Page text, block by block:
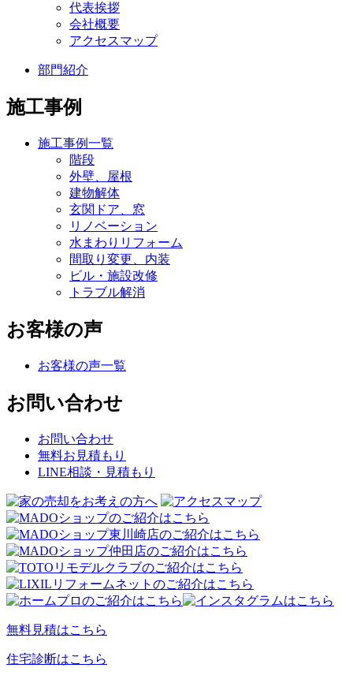
代表挨拶
会社概要
アクセスマップ
部門紹介
施工事例
施工事例一覧
階段
外壁、屋根
建物解体
玄関ドア、窓
リノベーション
水まわりリフォーム
間取り変更、内装
ビル・施設改修
トラブル解消
お客様の声
お客様の声一覧
お問い合わせ
お問い合わせ
無料お見積もり
LINE相談・見積もり
無料見積はこちら
住宅診断はこちら